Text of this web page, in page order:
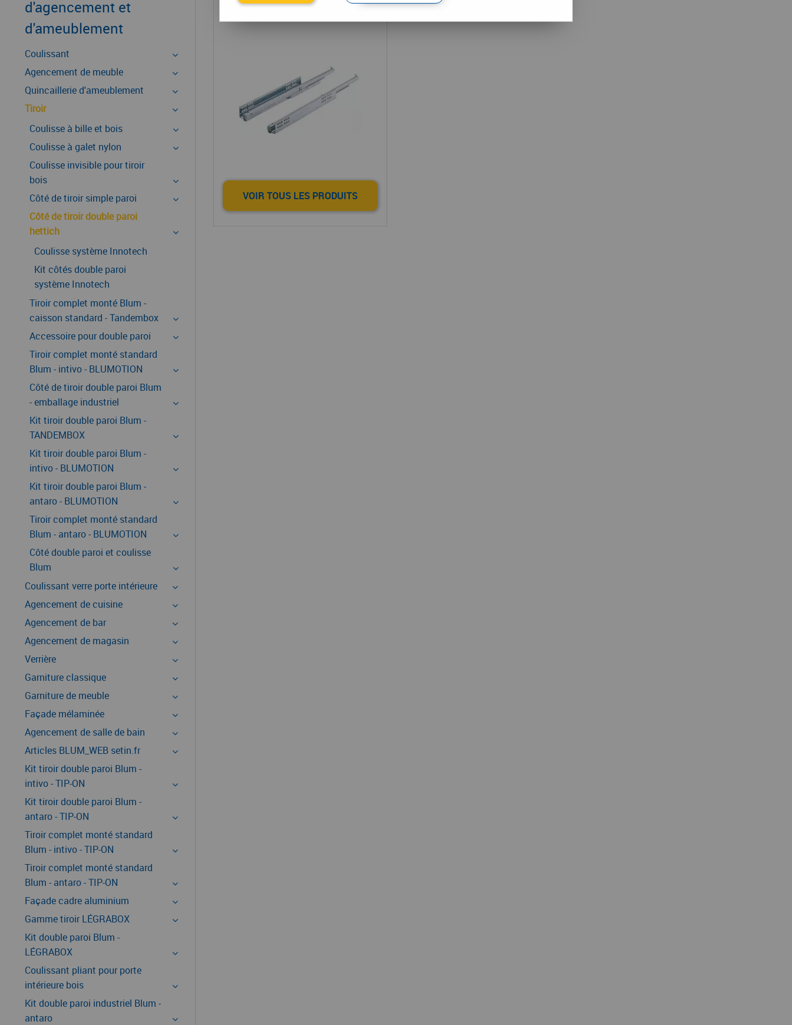
d'agencement et
d'ameublement
Coulissant
Agencement de meuble
Quincaillerie d'ameublement
Tiroir
Coulisse à bille et bois
Coulisse à galet nylon
Coulisse invisible pour tiroir
bois
Côté de tiroir simple paroi
Côté de tiroir double paroi
hettich
Coulisse système Innotech
Kit côtés double paroi
système Innotech
Tiroir complet monté Blum -
caisson standard - Tandembox
Accessoire pour double paroi
Tiroir complet monté standard
Blum - intivo - BLUMOTION
Côté de tiroir double paroi Blum
- emballage industriel
Kit tiroir double paroi Blum -
TANDEMBOX
Kit tiroir double paroi Blum -
intivo - BLUMOTION
Kit tiroir double paroi Blum -
antaro - BLUMOTION
Tiroir complet monté standard
Blum - antaro - BLUMOTION
Côté double paroi et coulisse
Blum
Coulissant verre porte intérieure
Agencement de cuisine
Agencement de bar
Agencement de magasin
Verrière
Garniture classique
Garniture de meuble
Façade mélaminée
Agencement de salle de bain
Articles BLUM_WEB setin.fr
Kit tiroir double paroi Blum -
intivo - TIP-ON
Kit tiroir double paroi Blum -
antaro - TIP-ON
Tiroir complet monté standard
Blum - intivo - TIP-ON
Tiroir complet monté standard
Blum - antaro - TIP-ON
Façade cadre aluminium
Gamme tiroir LÉGRABOX
Kit double paroi Blum -
LÉGRABOX
Coulissant pliant pour porte
intérieure bois
Kit double paroi industriel Blum -
antaro
VOIR TOUS LES PRODUITS